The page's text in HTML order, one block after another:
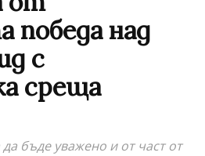
победа над
с
среща
бъде уважено и от част от